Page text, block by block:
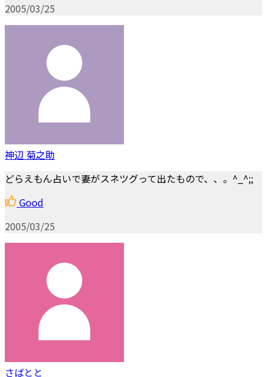
2005/03/25
神辺 菊之助
どらえもん占いで妻がスネツグって出たもので、、。^_^;;
Good
2005/03/25
さばとと